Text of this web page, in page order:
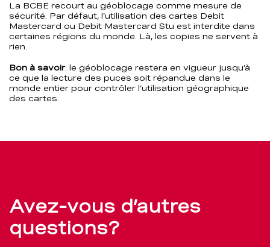
La BCBE recourt au géoblocage comme mesure de
sécurité. Par défaut, l’utilisation des cartes Debit
Mastercard ou Debit Mastercard Stu est interdite dans
certaines régions du monde. Là, les copies ne servent à
rien.
Bon à savoir: le géoblocage restera en vigueur jusqu’à
ce que la lecture des puces soit répandue dans le
monde entier pour contrôler l’utilisation géographique
des cartes.
Avez-vous d’autres
questions?